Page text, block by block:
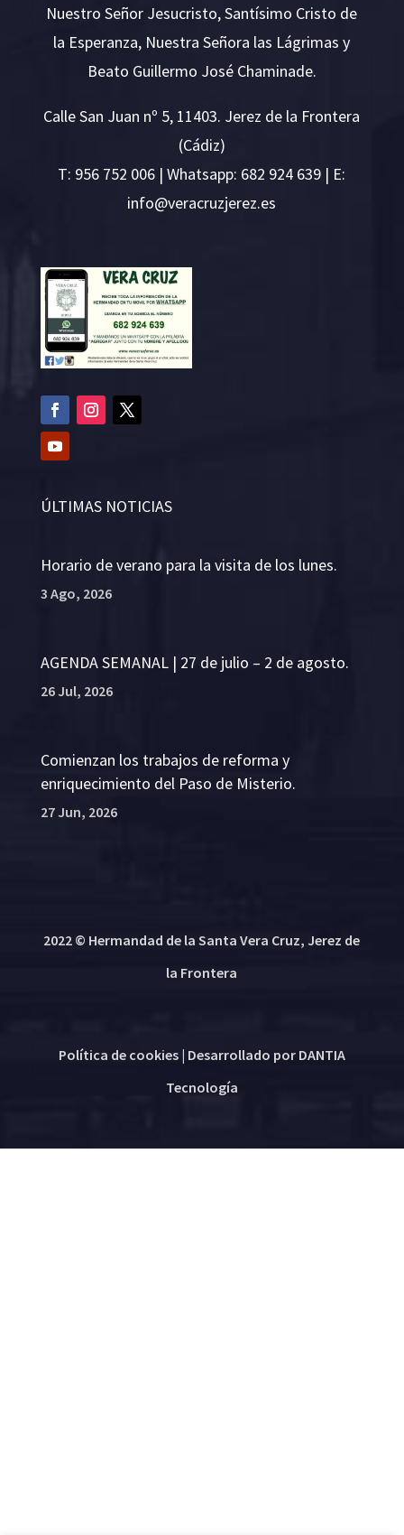
Nuestro Señor Jesucristo, Santísimo Cristo de
la Esperanza, Nuestra Señora las Lágrimas y
Beato Guillermo José Chaminade.
Calle San Juan nº 5, 11403. Jerez de la Frontera
(Cádiz)
T: 956 752 006 | Whatsapp: 682 924 639 | E:
se.ze
rejzu
rcare
v@ofn
i
ÚLTIMAS NOTICIAS
Horario de verano para la visita de los lunes.
3 Ago, 2026
AGENDA SEMANAL | 27 de julio – 2 de agosto.
26 Jul, 2026
Comienzan los trabajos de reforma y
enriquecimiento del Paso de Misterio.
27 Jun, 2026
2022 © Hermandad de la Santa Vera Cruz, Jerez de
la Frontera
Política de cookies| Desarrollado por DANTIA
Tecnología